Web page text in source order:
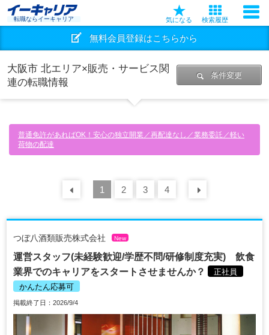
転職ならイーキャリア 気になる 検索履歴
無料会員登録はこちらから
大阪市 北エリア×販売・サービス関
連の転職情報
条件変更
普通免許があればOK！安心の独立開業／再配達なし／業務委託／軽い
荷物の配達
前の 30
1 2 3 4
つぼ八酒類販売株式会社 New
運営スタッフ(未経験歓迎/学歴不問/研修制度充実) 飲食
業界でのキャリアをスタートさせませんか？
正社員
かんたん応募可
掲載終了日：2026/9/4